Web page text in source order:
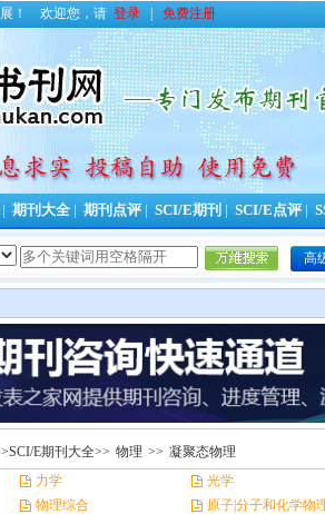
展！ 欢迎您，请 登录 免费注册
期刊大全 期刊点评 SCI/E期刊 SCI/E点评
高
SCI/E期刊大全>> 物理 >> 凝聚态物理
力学
光学
物理综合
原子|分子和化学物